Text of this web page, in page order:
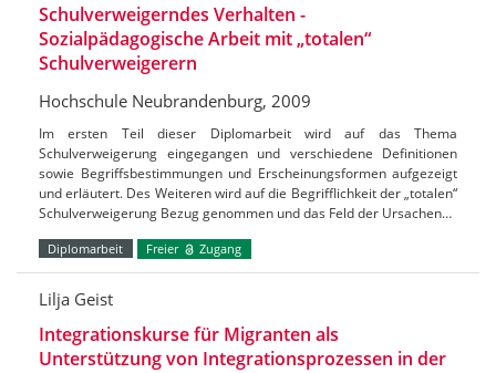
Schulverweigerndes Verhalten -
Sozialpädagogische Arbeit mit „totalen“
Schulverweigerern
Hochschule Neubrandenburg, 2009
Im ersten Teil dieser Diplomarbeit wird auf das Thema
Schulverweigerung eingegangen und verschiedene Definitionen
sowie Begriffsbestimmungen und Erscheinungsformen aufgezeigt
und erläutert. Des Weiteren wird auf die Begrifflichkeit der „totalen“
Schulverweigerung Bezug genommen und das Feld der Ursachen…
Diplomarbeit Freier Zugang
Lilja Geist
Integrationskurse für Migranten als
Unterstützung von Integrationsprozessen in der